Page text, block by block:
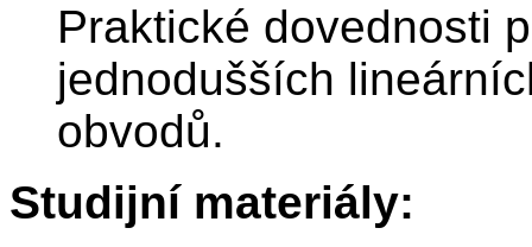
Praktické dovednosti
jednodušších
obvodů.
Studijní materiály: